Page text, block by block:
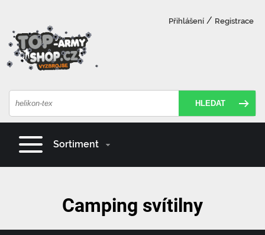
Přihlášení / Registrace
HLEDAT
Sortiment
Camping svítilny